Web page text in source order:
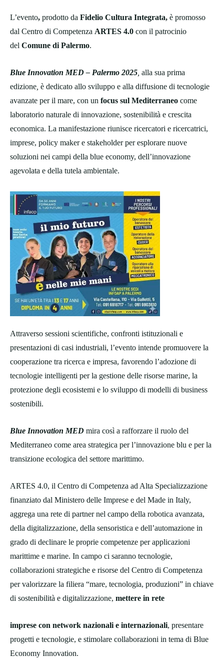
L’evento, prodotto da Fidelio Cultura Integrata, è promosso
dal Centro di Competenza ARTES 4.0 con il patrocinio
del Comune di Palermo.
Blue Innovation MED – Palermo 2025 alla sua prima
edizione è dedicato allo sviluppo e alla diffusione di tecnologie
avanzate per il mare, con un focus sul Mediterraneo come
laboratorio naturale di innovazione, sostenibilità e crescita
economica. La manifestazione riunisce ricercatori e ricercatrici,
imprese, policy maker e stakeholder per esplorare nuove
soluzioni nei campi della blue economy, dell’innovazione
agevolata e della tutela ambientale.
Attraverso sessioni scientifiche, confronti istituzionali e
presentazioni di casi industriali, l’evento intende promuovere la
cooperazione tra ricerca e impresa, favorendo l’adozione di
tecnologie intelligenti per la gestione delle risorse marine, la
protezione degli ecosistemi e lo sviluppo di modelli di business
sostenibili.
Blue Innovation MED mira così a rafforzare il ruolo del
Mediterraneo come area strategica per l’innovazione blu e per la
transizione ecologica del settore marittimo.
ARTES 4.0, il Centro di Competenza ad Alta Specializzazione
finanziato dal Ministero delle Imprese e del Made in Italy,
aggrega una rete di partner nel campo della robotica avanzata,
della digitalizzazione, della sensoristica e dell’automazione in
grado di declinare le proprie competenze per applicazioni
marittime e marine. In campo ci saranno tecnologie,
collaborazioni strategiche e risorse del Centro di Competenza
per valorizzare la filiera “mare, tecnologia, produzioni” in chiave
di sostenibilità e digitalizzazione, mettere in rete
imprese con network nazionali e internazionali, presentare
progetti e tecnologie, e stimolare collaborazioni in tema di Blue
Economy Innovation.